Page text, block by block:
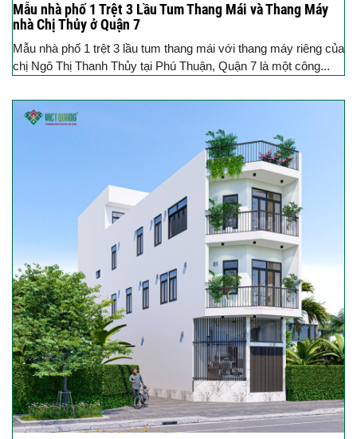
Mẫu nhà phố 1 Trệt 3 Lầu Tum Thang Mái và Thang Máy
nhà Chị Thủy ở Quận 7
Mẫu nhà phố 1 trệt 3 lầu tum thang mái với thang máy riêng của
chị Ngô Thị Thanh Thủy tại Phú Thuận, Quận 7 là một công...